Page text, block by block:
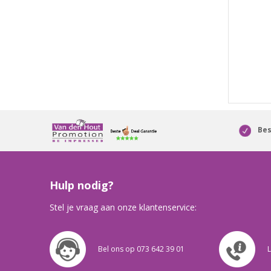
Hulp nodig?
Stel je vraag aan onze klantenservice:
Bel ons op 073 642 39 01